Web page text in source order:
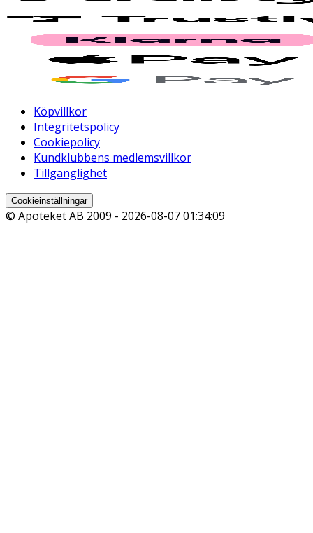
Köpvillkor
Integritetspolicy
Cookiepolicy
Kundklubbens medlemsvillkor
Tillgänglighet
Cookieinställningar
© Apoteket AB 2009 - 2026-08-07 01:34:09